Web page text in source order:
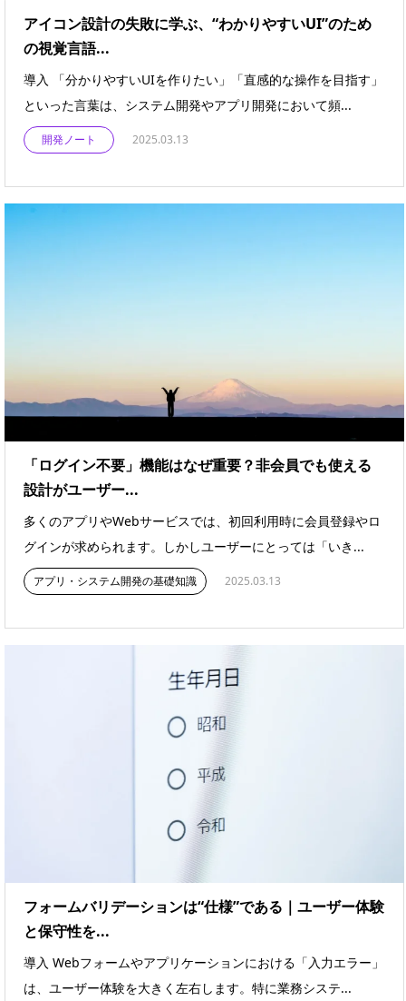
アイコン設計の失敗に学ぶ、“わかりやすいUI”のため
の視覚言語...
導入 「分かりやすいUIを作りたい」「直感的な操作を目指す」
といった言葉は、システム開発やアプリ開発において頻...
開発ノート 2025.03.13
「ログイン不要」機能はなぜ重要？非会員でも使える
設計がユーザー...
多くのアプリやWebサービスでは、初回利用時に会員登録やロ
グインが求められます。しかしユーザーにとっては「いき...
アプリ・システム開発の基礎知識 2025.03.13
フォームバリデーションは“仕様”である｜ユーザー体験
と保守性を...
導入 Webフォームやアプリケーションにおける「入力エラー」
は、ユーザー体験を大きく左右します。特に業務システ...